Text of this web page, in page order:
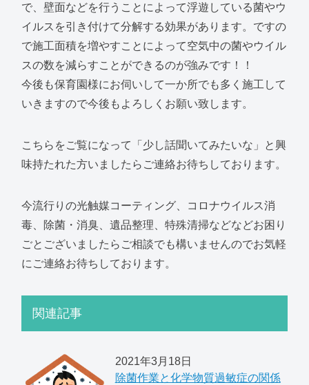
で、壁面などを行うことによって浮遊している菌やウ
イルスを引き付けて分解する効果があります。ですの
で施工面積を増やすことによって空気中の菌やウイル
スの数を減らすことができるのが強みです！！
今後も保育園様にお伺いして一か所でも多く施工して
いきますので今後もよろしくお願い致します。
こちらをご覧になって「少し話聞いてみたいな」と興
味持たれた方いましたらご連絡お待ちしております。
今流行りの光触媒コーティング、コロナウイルス消
毒、除菌・消臭、遺品整理、特殊清掃などなどお困り
ごとございましたらご相談でも構いませんのでお気軽
にご連絡お待ちしております。
関連記事
2021年3月18日
除菌作業と化学物質過敏症の関係